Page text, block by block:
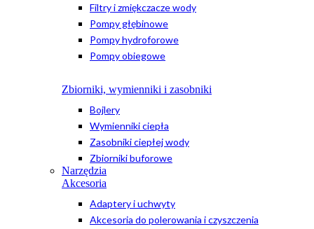
Filtry i zmiękczacze wody
Pompy głębinowe
Pompy hydroforowe
Pompy obiegowe
Zbiorniki, wymienniki i zasobniki
Bojlery
Wymienniki ciepła
Zasobniki ciepłej wody
Zbiorniki buforowe
Narzędzia
Akcesoria
Adaptery i uchwyty
Akcesoria do polerowania i czyszczenia